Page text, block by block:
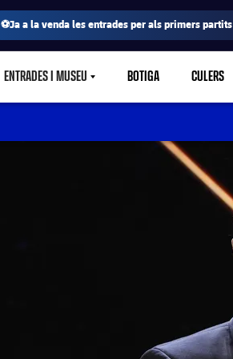
⚽Ja a la venda les entrades per als primers partits
ENTRADES I MUSEULABEL.SHARE.CARETDOWN
BOTIGA CULERS